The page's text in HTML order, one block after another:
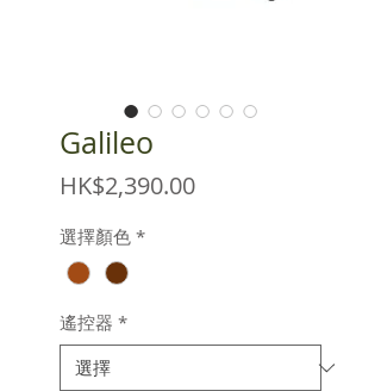
Galileo
HK$2,390.00價
選擇顏色 *
遙控器 *